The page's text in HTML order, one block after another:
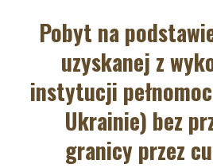
Pobyt na
uzyskanej z
instytucji
Ukrainie) bez
granicy przez